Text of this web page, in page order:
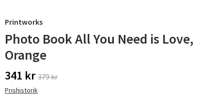
Printworks
Photo Book All You Need is Love,
Orange
341 kr 379 kr
Prishistorik